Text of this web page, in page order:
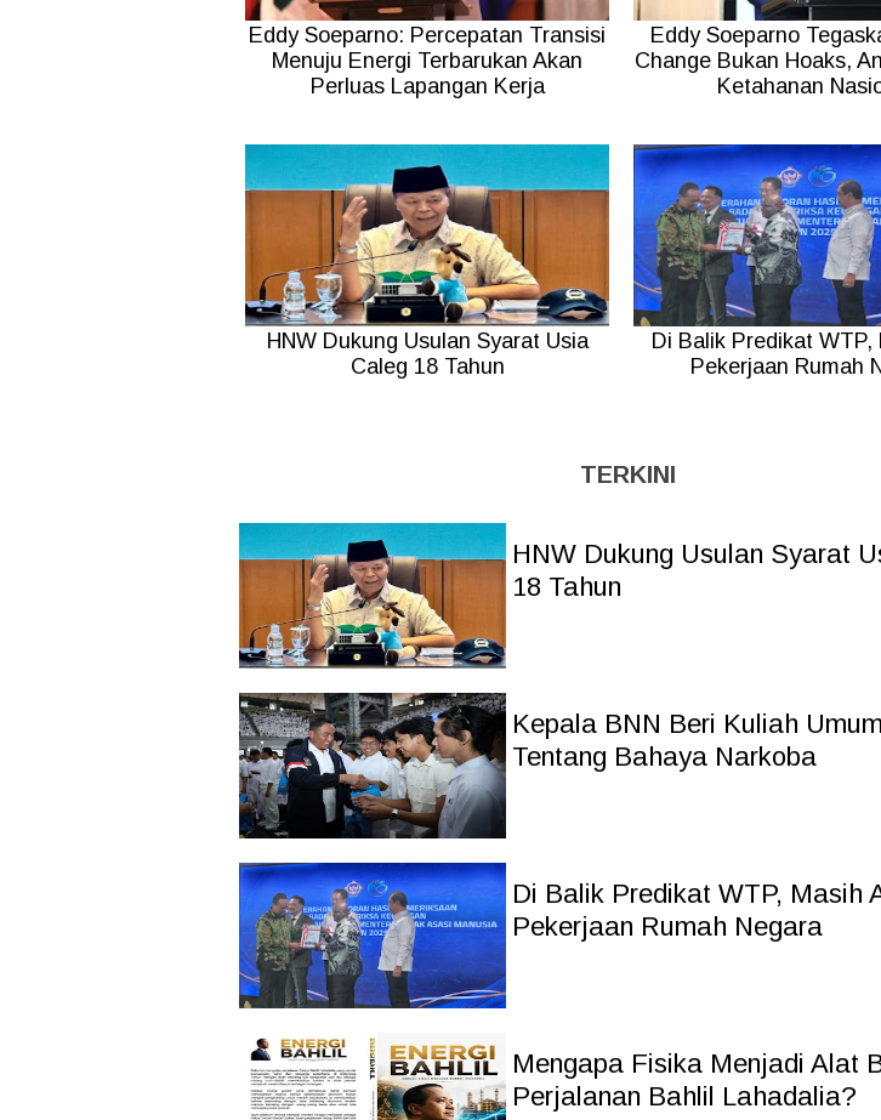
Eddy Soeparno: Percepatan Transisi
Menuju Energi Terbarukan Akan
Perluas Lapangan Kerja
Eddy Soeparno
Change Bukan Hoaks,
Ketahanan
HNW Dukung Usulan Syarat Usia
Caleg 18 Tahun
Di Balik Predikat WTP,
Pekerjaan Rumah
TERKINI
HNW Dukung Usulan Syarat
18 Tahun
Kepala BNN Beri Kuliah
Tentang Bahaya Narkoba
Di Balik Predikat WTP, Masih
Pekerjaan Rumah Negara
Mengapa Fisika Menjadi Alat
Perjalanan Bahlil Lahadalia?